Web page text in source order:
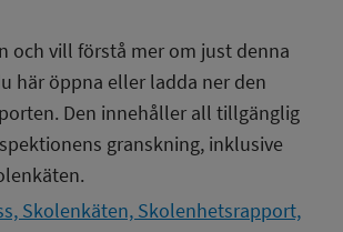
och vill förstå mer om just denna
här öppna eller ladda ner den
Den innehåller all tillgänglig
granskning, inklusive
Skolenkäten, Skolenhetsrapport,